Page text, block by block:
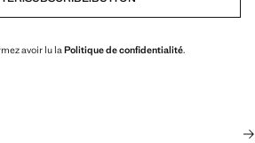
avoir lu la Politique de confidentialité.